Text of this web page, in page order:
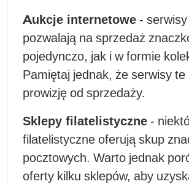
Aukcje internetowe -
pozwalają na sprzedaż
pojedynczo, jak i w formie
Pamiętaj jednak, że serwisy te
prowizję od sprzedaży.
Sklepy filatelistyczne -
filatelistyczne oferują skup
pocztowych. Warto jednak
oferty kilku sklepów, aby